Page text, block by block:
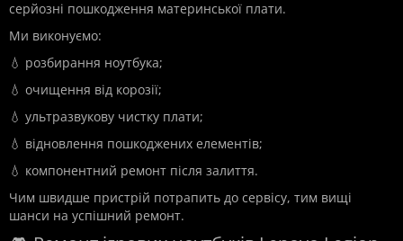
серйозні пошкодження материнської плати.
Ми виконуємо:
💧 розбирання ноутбука;
💧 очищення від корозії;
💧 ультразвукову чистку плати;
💧 відновлення пошкоджених елементів;
💧 компонентний ремонт після залиття.
Чим швидше пристрій потрапить до сервісу, тим вищі
шанси на успішний ремонт.